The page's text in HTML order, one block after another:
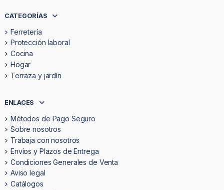
CATEGORÍAS
Ferretería
Protección laboral
Cocina
Hogar
Terraza y jardín
ENLACES
Métodos de Pago Seguro
Sobre nosotros
Trabaja con nosotros
Envíos y Plazos de Entrega
Condiciones Generales de Venta
Aviso legal
Catálogos